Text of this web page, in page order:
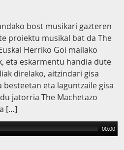
bost musikari gazteren
proiektu musikal bat da The
Herriko Goi mailako
eta eskarmentu handia dute
direlako, aitzindari gisa
besteetan eta laguntzaile gisa
jatorria The Machetazo
[…]
00:00